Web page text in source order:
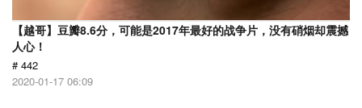
【越哥】豆瓣8.6分，可能是2017年最好的战争片，没有硝烟却震撼
人心！
# 442
2020-01-17 06:09